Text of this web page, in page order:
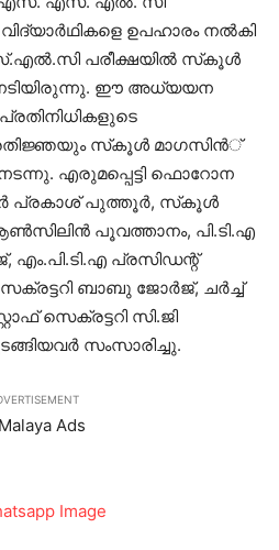
വിദ്യാര്‍ഥികളെ ഉപഹാരം നല്‍കി
പരീക്ഷയില്‍ സ്‌കൂള്‍
ഈ അധ്യയന
സ്‌കൂള്‍ മാഗസിന്‍്
എരുമപ്പെട്ടി ഫൊറോന
പ്രകാശ് പുത്തൂര്‍, സ്‌കൂള്‍
പൂവത്താനം, പി.ടി.എ
പ്രസിഡന്റ്
ബാബു ജോര്‍ജ്, ചര്‍ച്ച്
സെക്രട്ടറി സി.ജി
സംസാരിച്ചു.